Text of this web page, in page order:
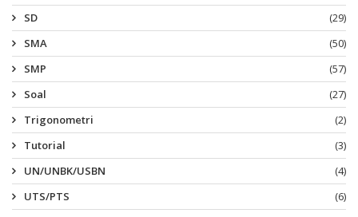
SD
(29)
SMA
(50)
SMP
(57)
Soal
(27)
Trigonometri
(2)
Tutorial
(3)
UN/UNBK/USBN
(4)
UTS/PTS
(6)